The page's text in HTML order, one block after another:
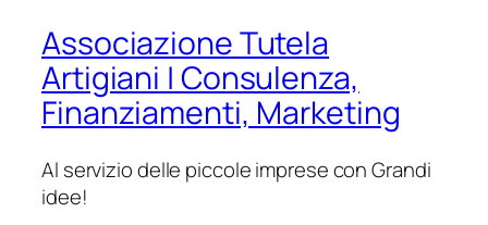
Associazione Tutela
Artigiani | Consulenza,
Finanziamenti, Marketing
Al servizio delle piccole imprese con Grandi
idee!